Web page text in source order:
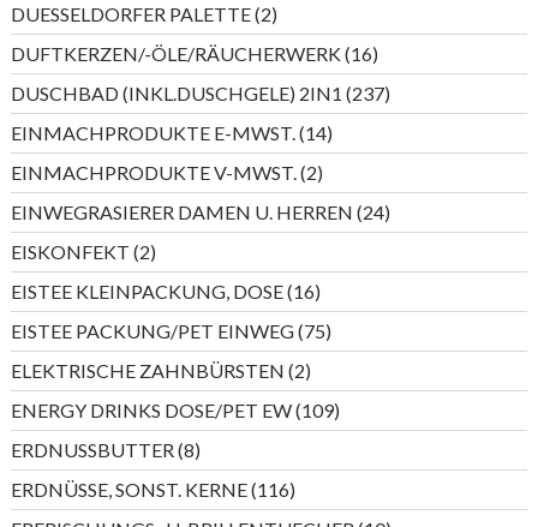
DUESSELDORFER PALETTE 22
Produkte
DUFTKERZEN/-ÖLE/RÄUCHERWERK 1616
Produkte
DUSCHBAD (INKL.DUSCHGELE) 2IN1 237237
Produkte
EINMACHPRODUKTE E-MWST. 1414
Produkte
EINMACHPRODUKTE V-MWST. 22
Produkte
EINWEGRASIERER DAMEN U. HERREN 2424
Produkte
EISKONFEKT 22
Produkte
EISTEE KLEINPACKUNG, DOSE 1616
Produkte
EISTEE PACKUNG/PET EINWEG 7575
Produkte
ELEKTRISCHE ZAHNBÜRSTEN 22
Produkte
ENERGY DRINKS DOSE/PET EW 109109
Produkte
ERDNUSSBUTTER 88
Produkte
ERDNÜSSE, SONST. KERNE 116116
Produkte